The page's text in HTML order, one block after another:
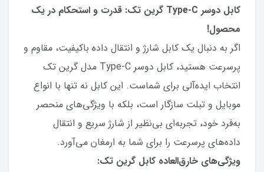
کابل دوسر Type-C گرین تک: قدرت و استحکام در یک
محصول!
اگر به دنبال یک کابل شارژ و انتقال داده باکیفیت، مقاوم و
پرسرعت هستید، کابل دوسر Type-C مدل گرین تک
انتخاب ایده‌آلی برای شماست. این کابل نه تنها با انواع
موبایل و تبلت سازگار است، بلکه با ویژگی‌های منحصر
به‌فرد خود، تجربه‌ای بی‌نظیر از شارژ سریع و انتقال
داده‌های پرسرعت را برای شما به ارمغان می‌آورد.
ویژگی‌های خارق‌العاده کابل گرین تک: